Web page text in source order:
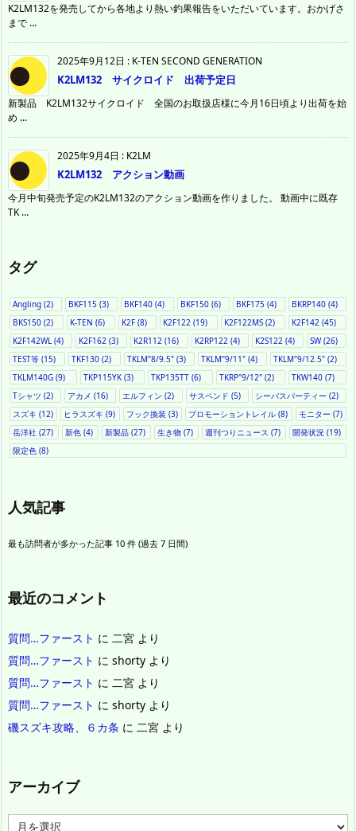
K2LM132を発売してから各地より熱い釣果報告をいただいています。おかげさ
まで ...
2025年9月12日 : K-TEN SECOND GENERATION
K2LM132 サイクロイド 出荷予定日
新製品 K2LM132サイクロイド 全国のお取扱店様に今月16日頃より出荷を始
め ...
2025年9月4日 : K2LM
K2LM132 アクション動画
今月中旬発売予定のK2LM132のアクション動画を作りました。 動画中に既存
TK ...
タグ
Angling (2) BKF115 (3) BKF140 (4) BKF150(6) BKF175(4) BKRP140(4)
BKS150 (2) K-TEN (6) K2F(8) K2F122 (19) K2F122MS (2) K2F142 (45)
K2F142WL (4) K2F162 (3) K2R112 (16) K2RP122(4) K2S122(4) SW(26)
TEST等 (15) TKF130(2) TKLM"8/9.5"(3) TKLM"9/11" (4) TKLM"9/12.5" (2)
TKLM140G (9) TKP115YK(3) TKP135TT (6) TKRP"9/12"(2) TKW140 (7)
Tシャツ (2) アカメ (16) エルフィン (2) サスペンド (5) シーバスパーティー (2)
スズキ (12) ヒラスズキ (9) フック換装(3) プロモーショントレイル (8) モニター (7)
岳洋社 (27) 新色 (4) 新製品 (27) 生き物 (7) 週刊つりニュース (7) 開発状況 (19)
限定色 (8)
人気記事
最も訪問者が多かった記事 10 件 (過去 7 日間)
最近のコメント
質問…ファースト に 二宮 より
質問…ファースト に shorty より
質問…ファースト に 二宮 より
質問…ファースト に shorty より
磯スズキ攻略、６カ条 に 二宮 より
アーカイブ